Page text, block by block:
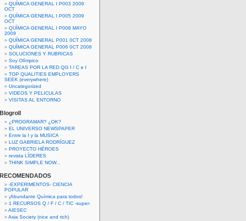
QUÍMICA GENERAL I P003 2009
OCT
QUÍMICA GENERAL I P005 2009
OCT
QUÍMICA GENERAL I P008 MAYO
2009
QUÍMICA GENERAL P001 0CT 2008
QUÍMICA GENERAL P006 0CT 2008
SOLUCIONES Y RUBRICAS
Soy Olímpico
TAREAS POR LA RED QG I / C e I
TOP QUALITIES EMPLOYERS
SEEK (everywhere)
Uncategorized
VIDEOS Y PELICULAS
VISITAS AL ENTORNO
Blogroll
¿PROGRAMAR? ¿OK?
EL UNIVERSO NEWSPAPER
Entre la I y la MUSICA
LUZ GABRIELA RODRÍGUEZ
PROYECTO HÉROES
revista LÍDERES
THINK SIMPLE NOW...
RECOMENDADOS
-EXPERIMENTOS- CIENCIA
POPULAR
¡Abundante Química para todos!
1 RECURSOS Q / F / C / TIC -super-
AIESEC
Asia Society (nice and rich)